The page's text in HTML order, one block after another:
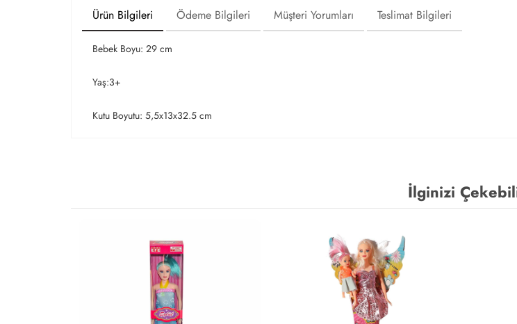
Ürün Bilgileri Ödeme Bilgileri Müşteri Yorumları Teslimat Bilgileri
Bebek Boyu: 29 cm
Yaş:3+
Kutu Boyutu: 5,5x13x32.5 cm
İlginizi